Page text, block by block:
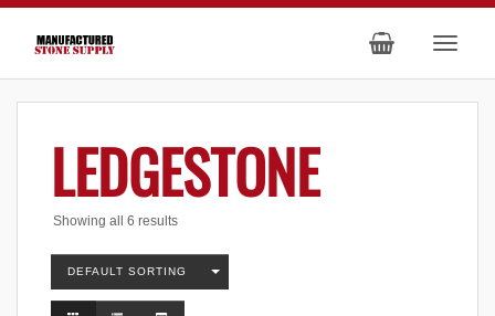
LEDGESTONE
Showing all 6 results
DEFAULT SORTING